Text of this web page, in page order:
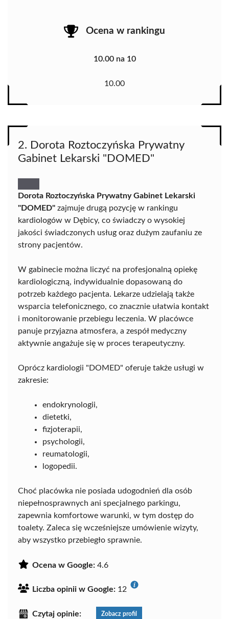
Ocena w rankingu
10.00 na 10
10.00
2. Dorota Roztoczyńska Prywatny
Gabinet Lekarski "DOMED"
Dorota Roztoczyńska Prywatny Gabinet Lekarski
"DOMED" zajmuje drugą pozycję w rankingu
kardiologów w Dębicy, co świadczy o wysokiej
jakości świadczonych usług oraz dużym zaufaniu ze
strony pacjentów.
W gabinecie można liczyć na profesjonalną opiekę
kardiologiczną, indywidualnie dopasowaną do
potrzeb każdego pacjenta. Lekarze udzielają także
wsparcia telefonicznego, co znacznie ułatwia kontakt
i monitorowanie przebiegu leczenia. W placówce
panuje przyjazna atmosfera, a zespół medyczny
aktywnie angażuje się w proces terapeutyczny.
Oprócz kardiologii "DOMED" oferuje także usługi w
zakresie:
endokrynologii,
dietetki,
fizjoterapii,
psychologii,
reumatologii,
logopedii.
Choć placówka nie posiada udogodnień dla osób
niepełnosprawnych ani specjalnego parkingu,
zapewnia komfortowe warunki, w tym dostęp do
toalety. Zaleca się wcześniejsze umówienie wizyty,
aby wszystko przebiegło sprawnie.
Ocena w Google: 4.6
Liczba opinii w Google: 12
Czytaj opinie: Zobacz profil